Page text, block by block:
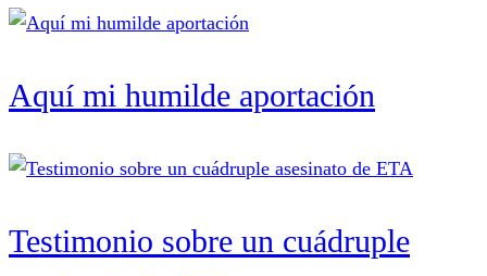
Aquí mi humilde aportación
Testimonio sobre un cuádruple